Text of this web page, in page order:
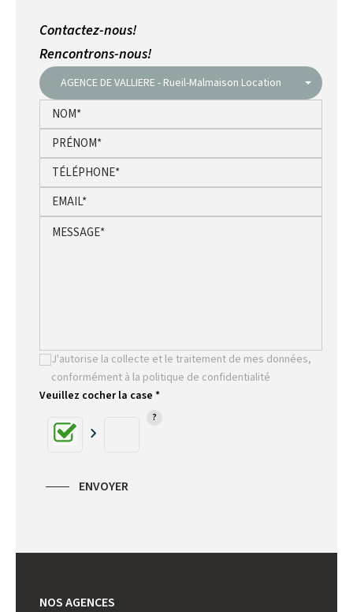
Contactez-nous!
Rencontrons-nous!
AGENCE DE VALLIERE - Rueil-Malmaison Location
J'autorise la collecte et le traitement de mes données,
conformément à la politique de confidentialité
Veuillez cocher la case *
ENVOYER
NOS AGENCES